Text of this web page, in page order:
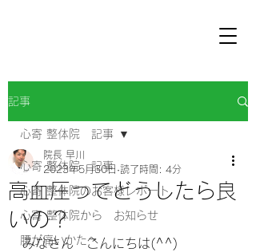
記事
心寄 整体院 記事
心寄 整体院のお客様レポート
心寄 整体院から お知らせ
腰が痛いかたへ
心寄 整体院 記事
高血圧ってどうしたら良
いの？
院長 早川
2023年5月30日 読了時間: 4分
みなさん　こんにちは(^^)